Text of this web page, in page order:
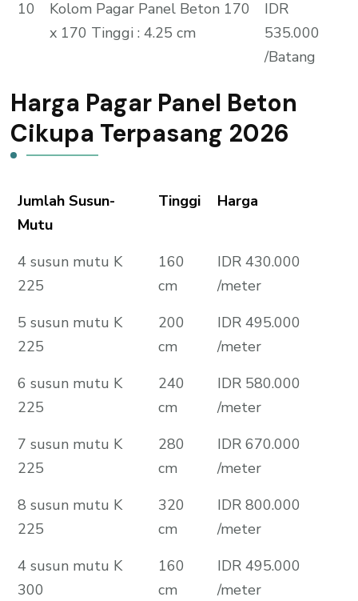
10
Kolom Pagar Panel Beton 170
x 170 Tinggi : 4.25 cm
IDR
535.000
/Batang
Harga Pagar Panel Beton
Cikupa Terpasang 2026
Jumlah Susun-
Mutu
Tinggi Harga
4 susun mutu K
225
160
cm
IDR 430.000
/meter
5 susun mutu K
225
200
cm
IDR 495.000
/meter
6 susun mutu K
225
240
cm
IDR 580.000
/meter
7 susun mutu K
225
280
cm
IDR 670.000
/meter
8 susun mutu K
225
320
cm
IDR 800.000
/meter
4 susun mutu K
300
160
cm
IDR 495.000
/meter